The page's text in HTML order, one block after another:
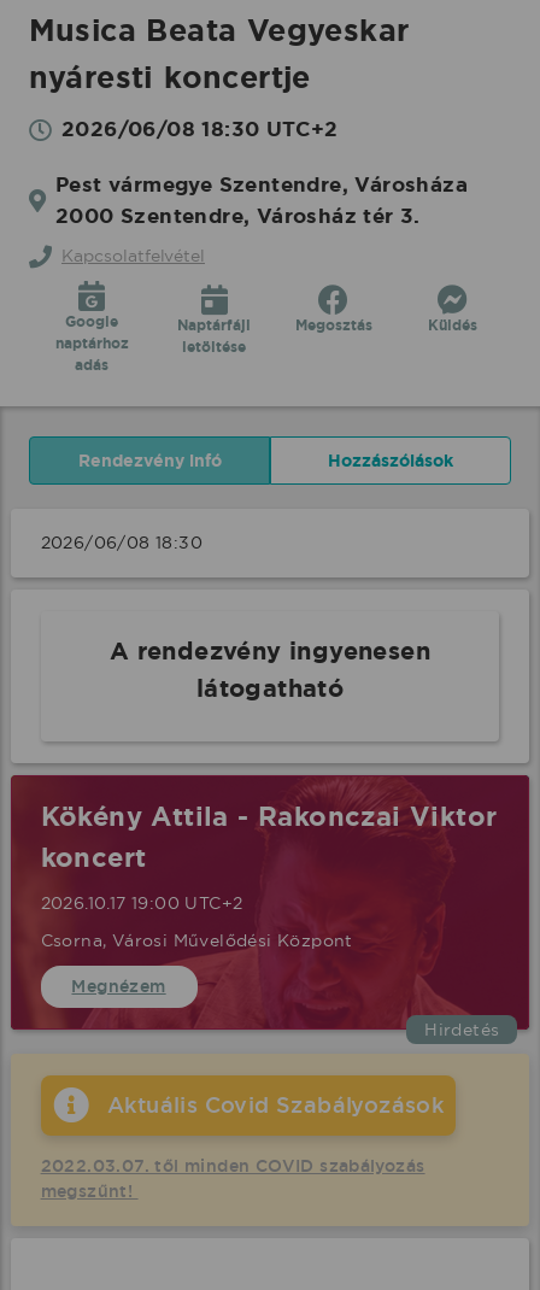
Musica Beata Vegyeskar
nyáresti koncertje
2026/06/08 18:30 UTC+2
Pest vármegye Szentendre, Városháza
2000 Szentendre, Városház tér 3.
Kapcsolatfelvétel
Google
naptárhoz
adás
Naptárfájl
letöltése
Megosztás Küldés
Rendezvény infó Hozzászólások
2026/06/08 18:30
A rendezvény ingyenesen
látogatható
Hirdetés
Kökény Attila - Rakonczai Viktor
koncert
2026.10.17 19:00 UTC+2
Csorna, Városi Művelődési Központ
Megnézem
Aktuális Covid Szabályozások
2022.03.07. től minden COVID szabályozás
megszűnt!